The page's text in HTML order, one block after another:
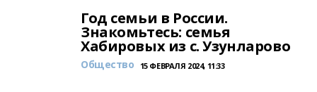
Год семьи в России.
Знакомьтесь: семья
Хабировых из с. Узунларово
Общество 15 ФЕВРАЛЯ 2024, 11:33